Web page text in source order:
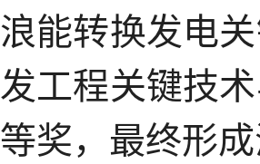
浪能转换发电
发工程关键技
等奖，最终形